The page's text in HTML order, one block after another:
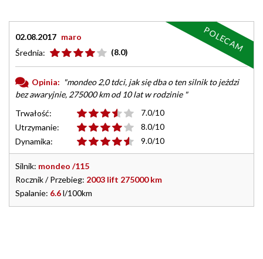
02.08.2017 maro
Średnia:
(8.0)
Opinia: "mondeo 2,0 tdci, jak się dba o ten silnik to jeżdzi
bez awaryjnie, 275000 km od 10 lat w rodzinie "
Trwałość:
7.0/10
Utrzymanie:
8.0/10
Dynamika:
9.0/10
Silnik: mondeo /115
Rocznik / Przebieg: 2003 lift 275000 km
Spalanie: 6.6l/100km
POLECAM